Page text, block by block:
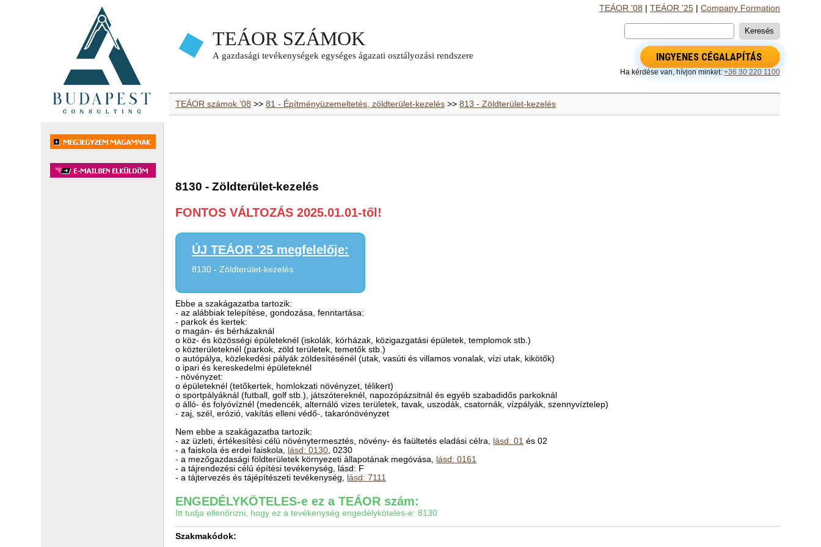
TEÁOR '08 TEÁOR '25| Company Formation
INGYENES CÉGALAPÍTÁS
Ha kérdése van, hívjon minket: +36 30 220 1100
TEÁOR számok '08 >>81 - Építményüzemeltetés, zöldterület-kezelés >>813 - Zöldterület-kezelés
8130 - Zöldterület-kezelés
FONTOS VÁLTOZÁS 2025.01.01-től!
ÚJ TEÁOR '25 megfelelője:
8130 - Zöldterület-kezelés
Ebbe a szakágazatba tartozik:
- az alábbiak telepítése, gondozása, fenntartása:
- parkok és kertek:
o magán- és bérházaknál
o köz- és közösségi épületeknél (iskolák, kórházak, közigazgatási épületek, templomok stb.)
o közterületeknél (parkok, zöld területek, temetők stb.)
o autópálya, közlekedési pályák zöldesítésénél (utak, vasúti és villamos vonalak, vízi utak, kikötők)
o ipari és kereskedelmi épületeknél
- növényzet:
o épületeknél (tetőkertek, homlokzati növényzet, télikert)
o sportpályáknál (futball, golf stb.), játszótereknél, napozópázsitnál és egyéb szabadidős parkoknál
o álló- és folyóvíznél (medencék, alternáló vizes területek, tavak, uszodák, csatornák, vízpályák, szennyvíztelep)
- zaj, szél, erózió, vakítás elleni védő-, takarónövényzet
Nem ebbe a szakágazatba tartozik:
- az üzleti, értékesítési célú növénytermesztés, növény- és faültetés eladási célra, lásd: 01 és 02
- a faiskola és erdei faiskola, lásd: 0130 , 0230
- a mezőgazdasági földterületek környezeti állapotának megóvása, lásd: 0161
- a tájrendezési célú építési tevékenység, lásd: F
- a tájtervezés és tájépítészeti tevékenység, lásd: 7111
ENGEDÉLYKÖTELES-e ez a TEÁOR szám:
Itt tudja ellenőrizni, hogy ez a tevékenység engedélyköteles-e: 8130
Szakmakódok: